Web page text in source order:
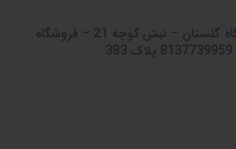
خیابان مسجد سید - ایستگاه گلستان – نبش کوچه 21 – فروشگاه